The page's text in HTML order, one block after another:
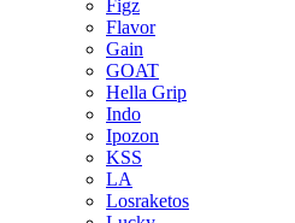
Figz
Flavor
Gain
GOAT
Hella Grip
Indo
Ipozon
KSS
LA
Losraketos